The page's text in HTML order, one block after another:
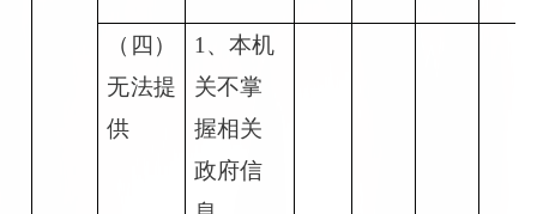
（四）
无法提
供
1 、本机
关不掌
握相关
政府信